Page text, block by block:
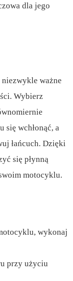
dla jego
niezwykle ważne
Wybierz
się wchłonąć, a
łańcuch. Dzięki
się płynną
motocyklu.
wykonaj
przy użyciu